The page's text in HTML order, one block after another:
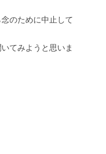
のために中止して
てみようと思いま